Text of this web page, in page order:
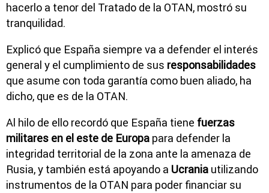
hacerlo a tenor del Tratado de la OTAN, mostró su
tranquilidad.
Explicó que España siempre va a defender el interés
general y el cumplimiento de sus responsabilidades
que asume con toda garantía como buen aliado, ha
dicho, que es de la OTAN.
Al hilo de ello recordó que España tiene fuerzas
militares en el este de Europa para defender la
integridad territorial de la zona ante la amenaza de
Rusia, y también está apoyando a Ucrania utilizando
instrumentos de la OTAN para poder financiar su